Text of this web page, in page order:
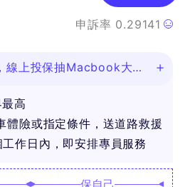
申訴率 0.29141
線上投保抽Macbook大
高
體險或指定條件，送道路救援
作日內，即安排專員服務
保自己